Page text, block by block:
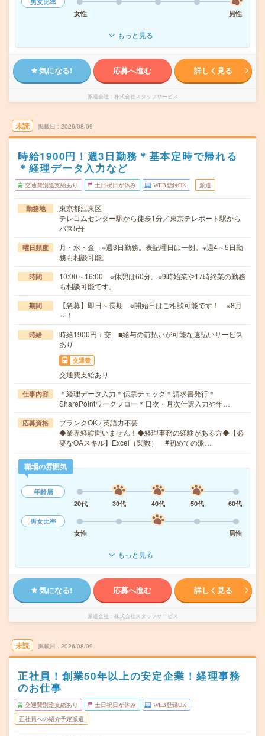
女性
男性
もっと見る
気になる! 応募へ進む 詳しく見る
派遣会社 株式会社スタッフサービス
未読 掲載日 2026/08/09
時給1900円！週3日勤務＊基本定時で帰れる
＊経理データ入力など
交通費別途支給あり 土日祝日が休み WEB登録OK 派遣
勤務地
東京都江東区
テレコムセンター駅から徒歩1分／東京テレポート駅から
バス5分
曜日頻度
月・水・金 ※週3日勤務。表記曜日は一例。※週4～5日勤
務も相談可能。
時間
10:00～16:00 ※休憩は60分。※9時始業や17時終業の勤務
も相談可能です。
期間
【急募】即日～長期 ※開始日はご相談可能です！ ※8月
～！
時給
時給1900円＋交 ■給与の前払いが可能な速払いサービス
あり
交通費
交通費支給あり
仕事内容
＊経理データ入力＊伝票チェック＊請求書発行＊
SharePointワークフロー＊日次・月次仕訳入力や年…
応募資格
ブランクOK / 英語力不要
◆業界経験問いません！◆経理事務の経験がある方◆【必
要なOAスキル】Excel（関数） #初めての派…
職場の雰囲気
年齢層
20代
30代 40代 50代
60代
男女比率
女性
男性
もっと見る
気になる! 応募へ進む 詳しく見る
派遣会社 株式会社スタッフサービス
未読 掲載日 2026/08/09
正社員！創業50年以上の安定企業！経理事務
のお仕事
交通費別途支給あり 土日祝日が休み WEB登録OK
正社員への紹介予定派遣